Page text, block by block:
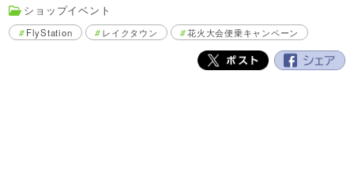
ショップイベント
FlyStation レイクタウン 花火大会便乗キャンペーン